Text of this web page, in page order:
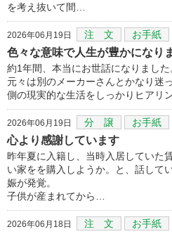
を考え抜いて間…
2026年06月19日 注 文 お手紙
色々な意味で人生が豊かになり
約1年間、本当にお世話になりました
元々は別のメーカーさんとかなり迷
側の現実的な生活をしっかりヒアリ
2026年06月19日 分 譲 お手紙
心より感謝しています
昨年夏に入籍し、当時入居していた
い家をを購入しようか。と、話して
娠が発覚。
子供が産まれてから…
2026年06月18日 注 文 お手紙